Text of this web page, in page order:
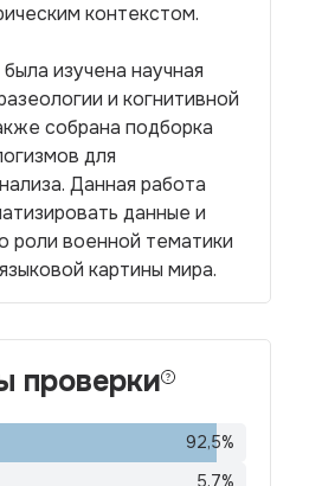
контекстом.
изучена научная
и когнитивной
собрана подборка
для
Данная работа
данные и
роли военной тематики
картины мира.
проверки
92,5%
5,7%